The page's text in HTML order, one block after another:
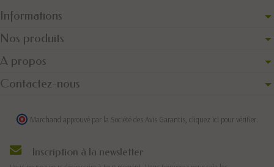
Informations
Nos produits
A propos
Contactez-nous
Marchand approuvé par la Société des Avis Garantis, cliquez ici pour vérifier
Inscription à la newsletter